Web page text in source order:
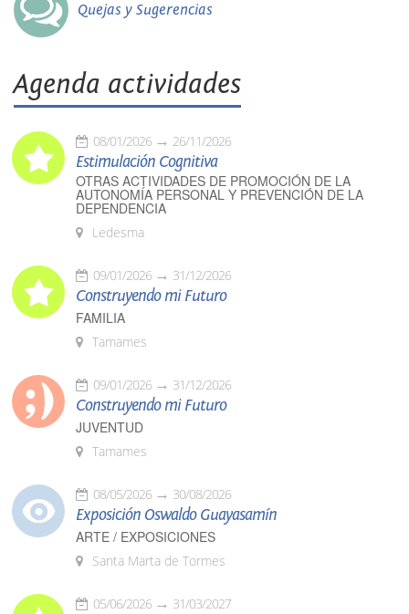
Quejas y Sugerencias
Agenda actividades
08/01/2026 26/11/2026
Estimulación Cognitiva
OTRAS ACTIVIDADES DE PROMOCIÓN DE LA
AUTONOMÍA PERSONAL Y PREVENCIÓN DE LA
DEPENDENCIA
Ledesma
09/01/2026 31/12/2026
Construyendo mi Futuro
FAMILIA
Tamames
09/01/2026 31/12/2026
Construyendo mi Futuro
JUVENTUD
Tamames
08/05/2026 30/08/2026
Exposición Oswaldo Guayasamín
ARTE / EXPOSICIONES
Santa Marta de Tormes
05/06/2026 31/03/2027